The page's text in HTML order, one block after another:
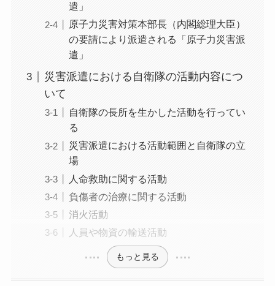
遣」
原子力災害対策本部長（内閣総理大臣）
の要請により派遣される「原子力災害派
遣」
災害派遣における自衛隊の活動内容につ
いて
自衛隊の長所を生かした活動を行ってい
る
災害派遣における活動範囲と自衛隊の立
場
人命救助に関する活動
負傷者の治療に関する活動
消火活動
人員や物資の輸送活動
もっと見る